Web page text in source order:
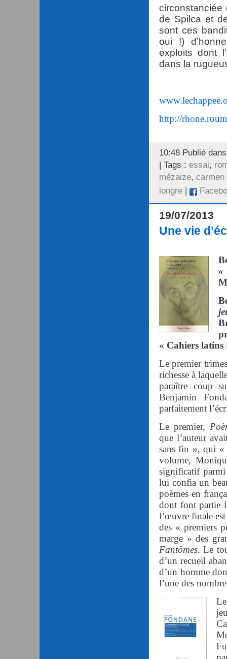
circonstanciée
de Spilca et
sont ces
oui !)
exploits dont
dans la
http://
10:48 Publié
| Tags : essai,
mézaize, carmen
longre |
19/07/2013
Une vie
«
« Cahiers latins
Le premier
richesse à
paraître coup
Benjamin
parfaitement
Le premier,
que l’auteur
sans fin », qui «
volume,
significatif
lui confia un
poèmes en
dont font partie
l’œuvre finale
des « premiers
marge » des
Fantômes. Le
d’un recueil
d’un homme
l’une des